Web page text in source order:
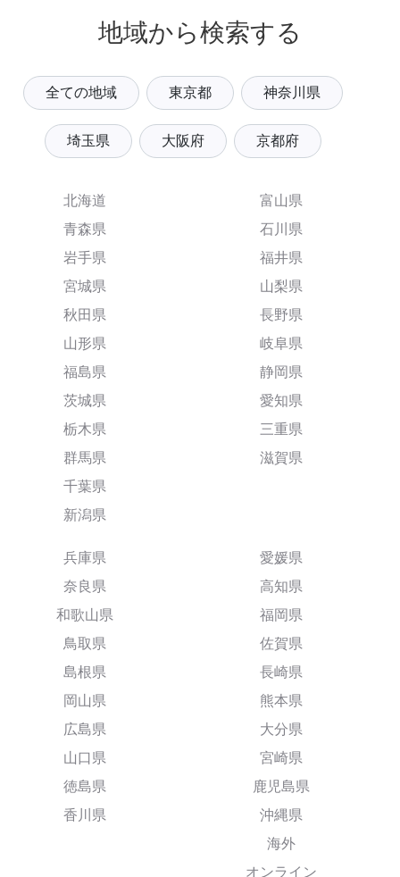
地域から検索する
全ての地域 東京都 神奈川県
埼玉県 大阪府 京都府
北海道
青森県
岩手県
宮城県
秋田県
山形県
福島県
茨城県
栃木県
群馬県
千葉県
新潟県
富山県
石川県
福井県
山梨県
長野県
岐阜県
静岡県
愛知県
三重県
滋賀県
兵庫県
奈良県
和歌山県
鳥取県
島根県
岡山県
広島県
山口県
徳島県
香川県
愛媛県
高知県
福岡県
佐賀県
長崎県
熊本県
大分県
宮崎県
鹿児島県
沖縄県
海外
オンライン